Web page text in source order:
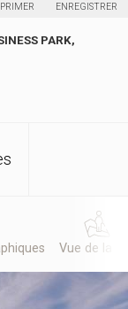
ENREGISTRER
PARK,
Vue de la